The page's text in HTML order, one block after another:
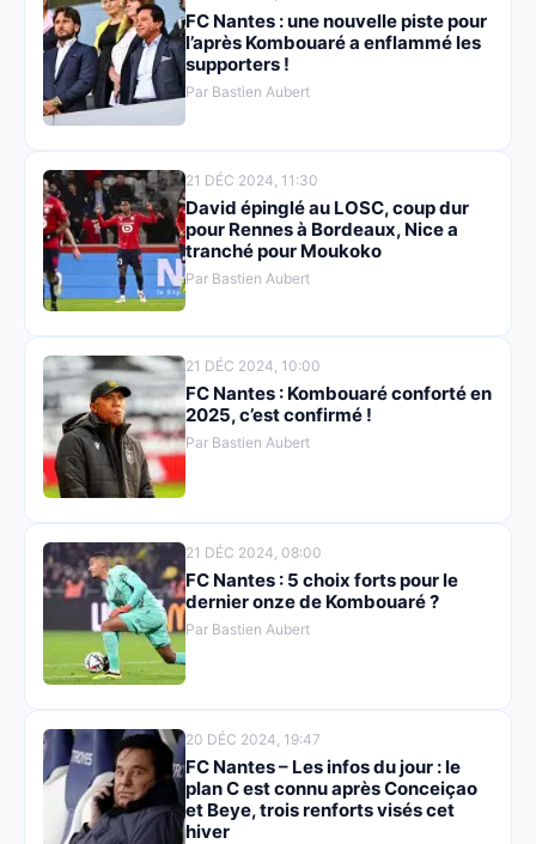
FC Nantes : une nouvelle piste pour
l’après Kombouaré a enflammé les
supporters !
Par Bastien Aubert
21 DÉC 2024, 11:30
David épinglé au LOSC, coup dur
pour Rennes à Bordeaux, Nice a
tranché pour Moukoko
Par Bastien Aubert
21 DÉC 2024, 10:00
FC Nantes : Kombouaré conforté en
2025, c’est confirmé !
Par Bastien Aubert
21 DÉC 2024, 08:00
FC Nantes : 5 choix forts pour le
dernier onze de Kombouaré ?
Par Bastien Aubert
20 DÉC 2024, 19:47
FC Nantes – Les infos du jour : le
plan C est connu après Conceiçao
et Beye, trois renforts visés cet
hiver